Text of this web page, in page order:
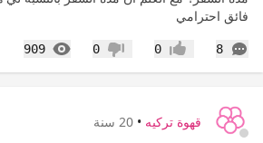
فائق احترامي
8
التعليقات إعجاب0 عدم إعجاب
0
909
المشاهدات
قهوة تركيه • 20 سنة